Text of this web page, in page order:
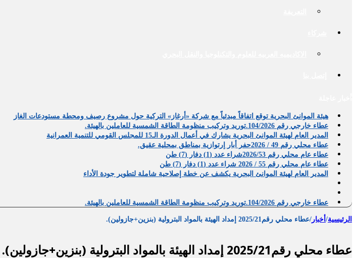
أخبار عاجلة
هيئة الموانئ البحرية توقع اتفاقاً مبدئياً مع شركة «أرغاز» التركية حول مشروع رصيف ومحطة مستودعات الغاز
عطاء خارجي رقم 104/2026.توريد وتركيب منظومة الطاقة الشمسية للعاملين بالهيئة.
المدير العام لهيئة الموانئ البحرية يشارك في أعمال الدورة الـ15 للمجلس القومي للتنمية العمرانية
عطاء محلي رقم 49 / 2026حفر أبار إرتوازية بمناطق بمحلية عقيق.
عطاء عام محلي رقم 2026/53شراء عدد (1) دفار (7) طن
عطاء عام محلي رقم 55 / 2026 شراء عدد (1) دفار (7) طن
المدير العام لهيئة الموانئ البحرية يكشف عن خطة إصلاحية شاملة لتطوير جودة الأداء
عطاء خارجي رقم 104/2026.توريد وتركيب منظومة الطاقة الشمسية للعاملين بالهيئة.
الرئيسية/ أخبار /عطاء محلي رقم2025/21 إمداد الهيئة بالمواد البترولية (بنزين+جازولين).
عطاء محلي رقم2025/21 إمداد الهيئة بالمواد البترولية (بنزين+جازولين).